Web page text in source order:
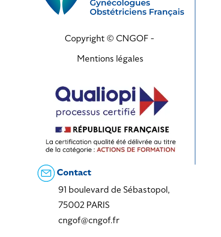
Copyright © CNGOF -
Mentions légales
Contact
91 boulevard de Sébastopol,
75002 PARIS
cngof@cngof.fr